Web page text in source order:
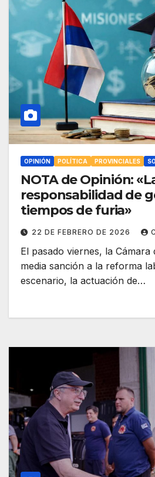
OPINIÓN POLÍTICA PROVINCIALES
NOTA de Opinión:
responsabilidad de
tiempos de furia»
22 DE FEBRERO DE 2026
El pasado viernes, la Cámara
media sanción a la reforma
escenario, la actuación de…